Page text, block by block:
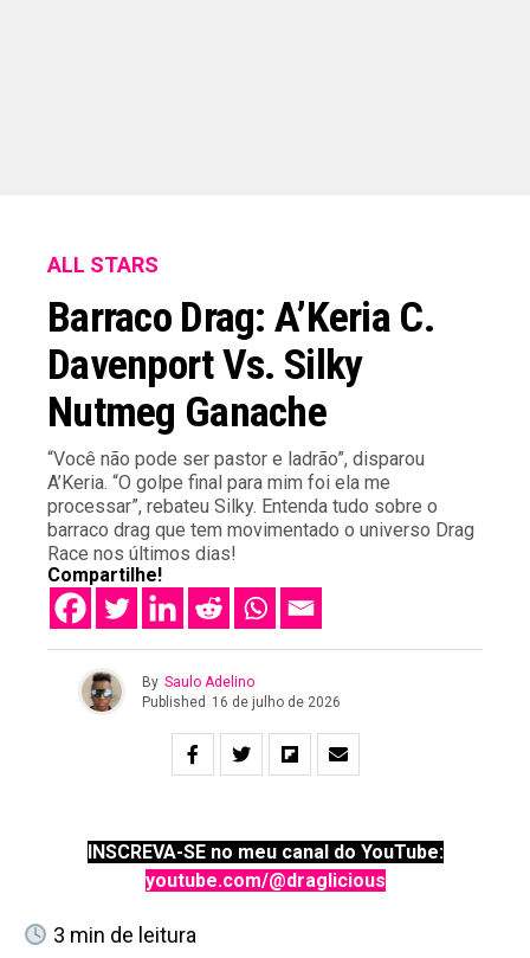
ALL STARS
Barraco Drag: A’Keria C.
Davenport Vs. Silky
Nutmeg Ganache
“Você não pode ser pastor e ladrão”, disparou
A’Keria. “O golpe final para mim foi ela me
processar”, rebateu Silky. Entenda tudo sobre o
barraco drag que tem movimentado o universo Drag
Race nos últimos dias!
Compartilhe!
By Saulo Adelino
Published 16 de julho de 2026
INSCREVA-SE no meu canal do YouTube:
youtube.com/@draglicious
3 min de leitura